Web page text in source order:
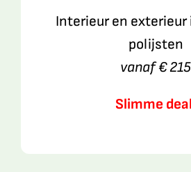
Interieur en exterieur
polijsten
vanaf € 215
Slimme